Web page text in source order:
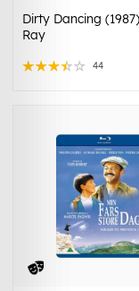
Dirty Dancing
Ray
44